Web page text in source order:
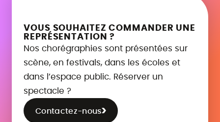
VOUS SOUHAITEZ COMMANDER UNE
REPRÉSENTATION ?
Nos chorégraphies sont présentées sur
scène, en festivals, dans les écoles et
dans l’espace public. Réserver un
spectacle ?
Contactez-nous